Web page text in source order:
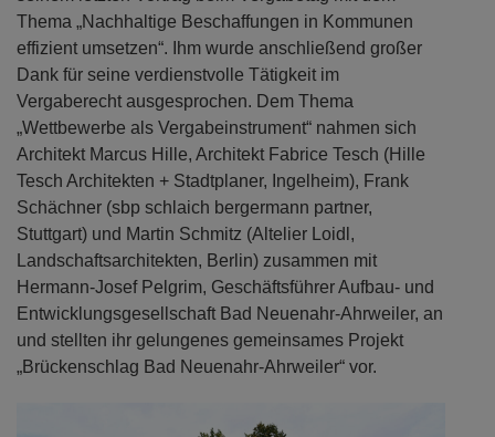
Thema „Nachhaltige Beschaffungen in Kommunen
effizient umsetzen“. Ihm wurde anschließend großer
Dank für seine verdienstvolle Tätigkeit im
Vergaberecht ausgesprochen. Dem Thema
„Wettbewerbe als Vergabeinstrument“ nahmen sich
Architekt Marcus Hille, Architekt Fabrice Tesch (Hille
Tesch Architekten + Stadtplaner, Ingelheim), Frank
Schächner (sbp schlaich bergermann partner,
Stuttgart) und Martin Schmitz (Altelier Loidl,
Landschaftsarchitekten, Berlin) zusammen mit
Hermann-Josef Pelgrim, Geschäftsführer Aufbau- und
Entwicklungsgesellschaft Bad Neuenahr-Ahrweiler, an
und stellten ihr gelungenes gemeinsames Projekt
„Brückenschlag Bad Neuenahr-Ahrweiler“ vor.